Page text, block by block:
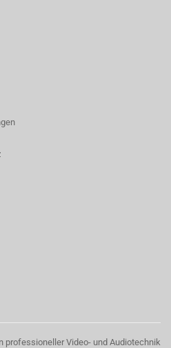
professioneller Video- und Audiotechnik